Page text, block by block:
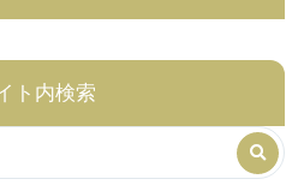
ト内検索